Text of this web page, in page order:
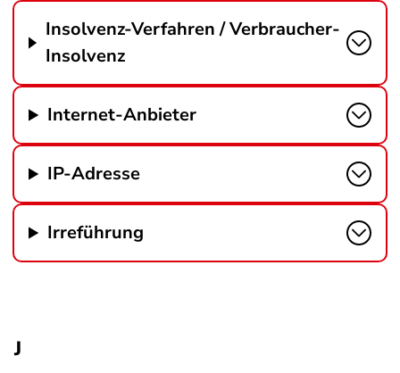
Insolvenz-Verfahren / Verbraucher-
Insolvenz
Internet-Anbieter
IP-Adresse
Irreführung
J